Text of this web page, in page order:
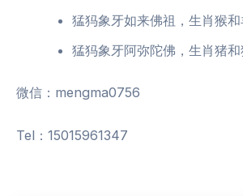
猛犸象牙如来佛祖，生肖猴
猛犸象牙阿弥陀佛，生肖猪
微信：mengma0756
Tel：15015961347